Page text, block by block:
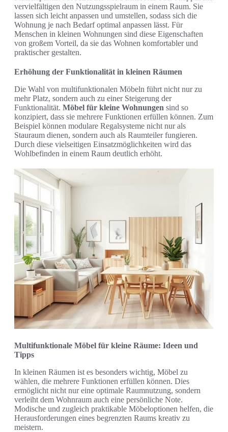
vervielfältigen den Nutzungsspielraum in einem Raum. Sie
lassen sich leicht anpassen und umstellen, sodass sich die
Wohnung je nach Bedarf optimal anpassen lässt. Für
Menschen in kleinen Wohnungen sind diese Eigenschaften
von großem Vorteil, da sie das Wohnen komfortabler und
praktischer gestalten.
Erhöhung der Funktionalität in kleinen Räumen
Die Wahl von multifunktionalen Möbeln führt nicht nur zu
mehr Platz, sondern auch zu einer Steigerung der
Funktionalität. Möbel für kleine Wohnungen sind so
konzipiert, dass sie mehrere Funktionen erfüllen können. Zum
Beispiel können modulare Regalsysteme nicht nur als
Stauraum dienen, sondern auch als Raumteiler fungieren.
Durch diese vielseitigen Einsatzmöglichkeiten wird das
Wohlbefinden in einem Raum deutlich erhöht.
Multifunktionale Möbel für kleine Räume: Ideen und
Tipps
In kleinen Räumen ist es besonders wichtig, Möbel zu
wählen, die mehrere Funktionen erfüllen können. Dies
ermöglicht nicht nur eine optimale Raumnutzung, sondern
verleiht dem Wohnraum auch eine persönliche Note.
Modische und zugleich praktikable Möbeloptionen helfen, die
Herausforderungen eines begrenzten Raums kreativ zu
meistern.